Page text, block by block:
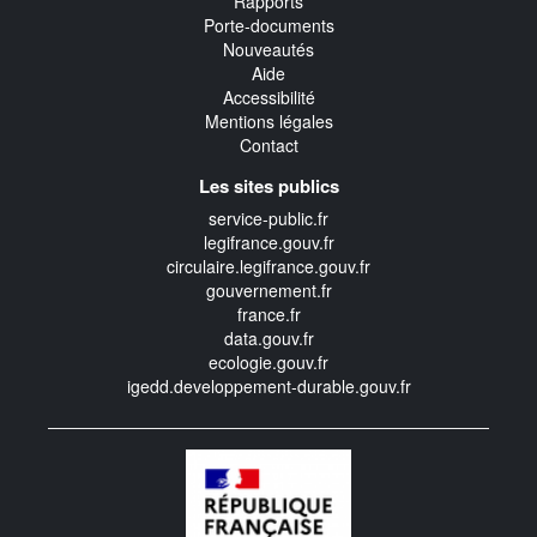
Porte-documents
Nouveautés
Aide
Accessibilité
Mentions légales
Contact
Les sites publics
service-public.fr
legifrance.gouv.fr
circulaire.legifrance.gouv.fr
gouvernement.fr
france.fr
data.gouv.fr
ecologie.gouv.fr
igedd.developpement-durable.gouv.fr